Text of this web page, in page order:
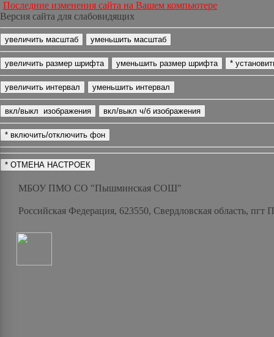
Последние изменения сайта на Вашем компьютере
Версия сайта для слабовидящих
МБОУ ПМО СО "Пышминская СОШ"
Российская Федерация, 623550, Свердловская область,